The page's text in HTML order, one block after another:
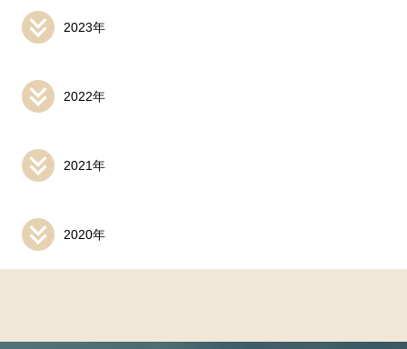
2023年
2022年
2021年
2020年